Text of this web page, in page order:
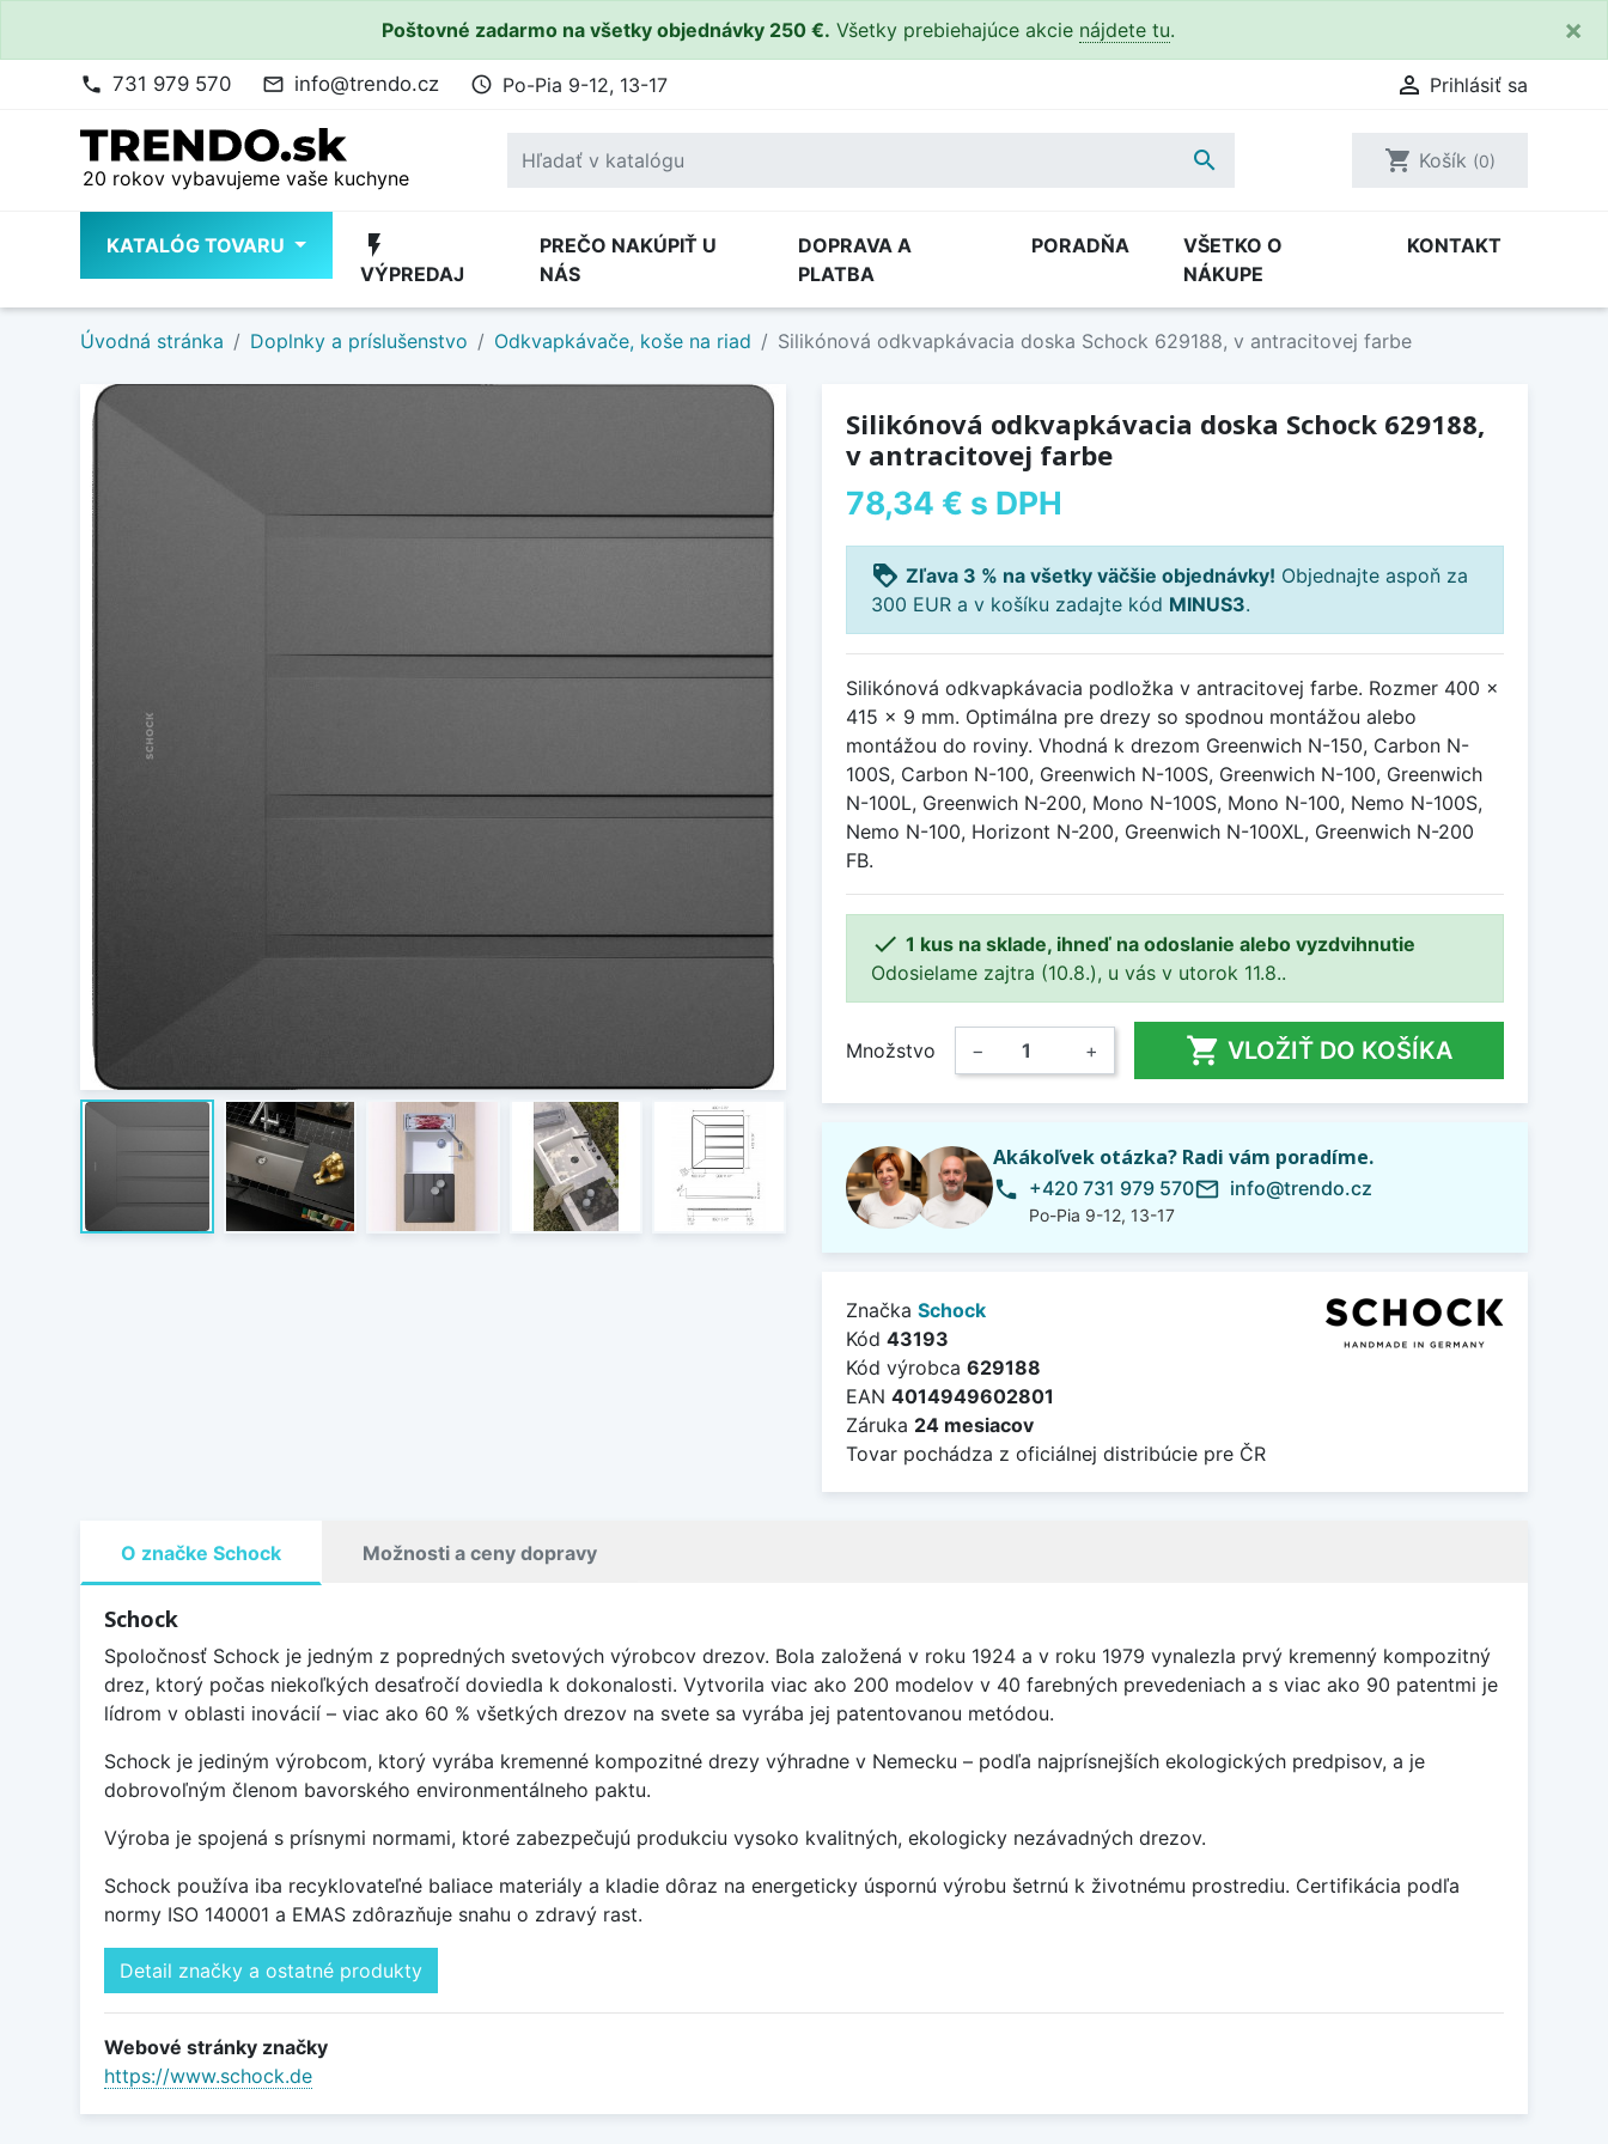
Poštovné zadarmo na všetky objednávky 250 €. Všetky prebiehajúce akcie nájdete tu. ×
phone 731 979 570 mail_outline info@trendo.cz access_time Po-Pia 9-12, 13-17  Prihlásiť sa
20 rokov vybavujeme vaše kuchyne
 shopping_cart Košík (0)
KATALÓG TOVARU flash_on
VÝPREDAJ
PREČO NAKÚPIŤ U
NÁS
DOPRAVA A
PLATBA
PORADŇA
VŠETKO O
NÁKUPE
KONTAKT
Úvodná stránka Doplnky a príslušenstvo Odkvapkávače, koše na riad Silikónová odkvapkávacia doska Schock 629188, v antracitovej farbe
Silikónová odkvapkávacia doska Schock 629188,
v antracitovej farbe
78,34 € s DPH
loyalty Zľava 3 % na všetky väčšie objednávky! Objednajte aspoň za
300 EUR a v košíku zadajte kód MINUS3.
Silikónová odkvapkávacia podložka v antracitovej farbe. Rozmer 400 x
415 x 9 mm. Optimálna pre drezy so spodnou montážou alebo
montážou do roviny. Vhodná k drezom Greenwich N-150, Carbon N-
100S, Carbon N-100, Greenwich N-100S, Greenwich N-100, Greenwich
N-100L, Greenwich N-200, Mono N-100S, Mono N-100, Nemo N-100S,
Nemo N-100, Horizont N-200, Greenwich N-100XL, Greenwich N-200
FB.
 1 kus na sklade, ihneď na odoslanie alebo vyzdvihnutie
Odosielame zajtra (10.8.), u vás v utorok 11.8..
Množstvo − +  VLOŽIŤ DO KOŠÍKA
Akákoľvek otázka? Radi vám poradíme.
phone +420 731 979 570
Po-Pia 9-12, 13-17
mail_outline info@trendo.cz
Značka Schock
Kód 43193
Kód výrobca 629188
EAN 4014949602801
Záruka 24 mesiacov
Tovar pochádza z oficiálnej distribúcie pre ČR
O značke Schock Možnosti a ceny dopravy
Schock
Spoločnosť Schock je jedným z popredných svetových výrobcov drezov. Bola založená v roku 1924 a v roku 1979 vynalezla prvý kremenný kompozitný
drez, ktorý počas niekoľkých desaťročí doviedla k dokonalosti. Vytvorila viac ako 200 modelov v 40 farebných prevedeniach a s viac ako 90 patentmi je
lídrom v oblasti inovácií – viac ako 60 % všetkých drezov na svete sa vyrába jej patentovanou metódou.
Schock je jediným výrobcom, ktorý vyrába kremenné kompozitné drezy výhradne v Nemecku – podľa najprísnejších ekologických predpisov, a je
dobrovoľným členom bavorského environmentálneho paktu.
Výroba je spojená s prísnymi normami, ktoré zabezpečujú produkciu vysoko kvalitných, ekologicky nezávadných drezov.
Schock používa iba recyklovateľné baliace materiály a kladie dôraz na energeticky úspornú výrobu šetrnú k životnému prostrediu. Certifikácia podľa
normy ISO 140001 a EMAS zdôrazňuje snahu o zdravý rast.
Detail značky a ostatné produkty
Webové stránky značky
https://www.schock.de